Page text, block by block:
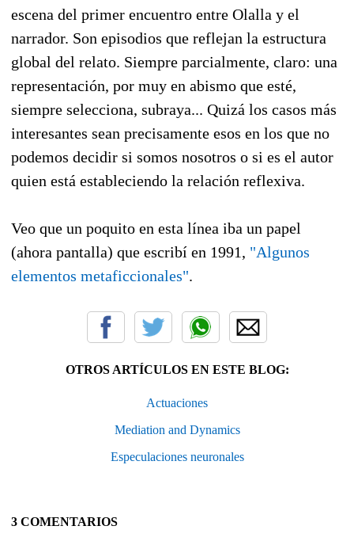
escena del primer encuentro entre Olalla y el
narrador. Son episodios que reflejan la estructura
global del relato. Siempre parcialmente, claro: una
representación, por muy en abismo que esté,
siempre selecciona, subraya... Quizá los casos más
interesantes sean precisamente esos en los que no
podemos decidir si somos nosotros o si es el autor
quien está estableciendo la relación reflexiva.
Veo que un poquito en esta línea iba un papel
(ahora pantalla) que escribí en 1991, "Algunos
elementos metaficcionales".
OTROS ARTÍCULOS EN ESTE BLOG:
Actuaciones
Mediation and Dynamics
Especulaciones neuronales
3 COMENTARIOS